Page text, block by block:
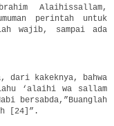
Alaihissallam,
perintah untuk
wajib, sampai ada
dari kakeknya, bahwa
‘alaihi wa sallam
bersabda,”Buanglah
[24]”.